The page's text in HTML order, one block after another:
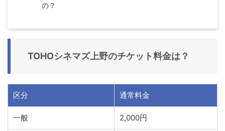
の？
TOHOシネマズ上野のチケット料金は？
区分 通常料金
一般 2,000円